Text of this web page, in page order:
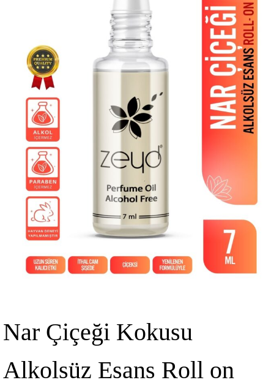
Nar Çiçeği Kokusu
Alkolsüz Esans Roll on